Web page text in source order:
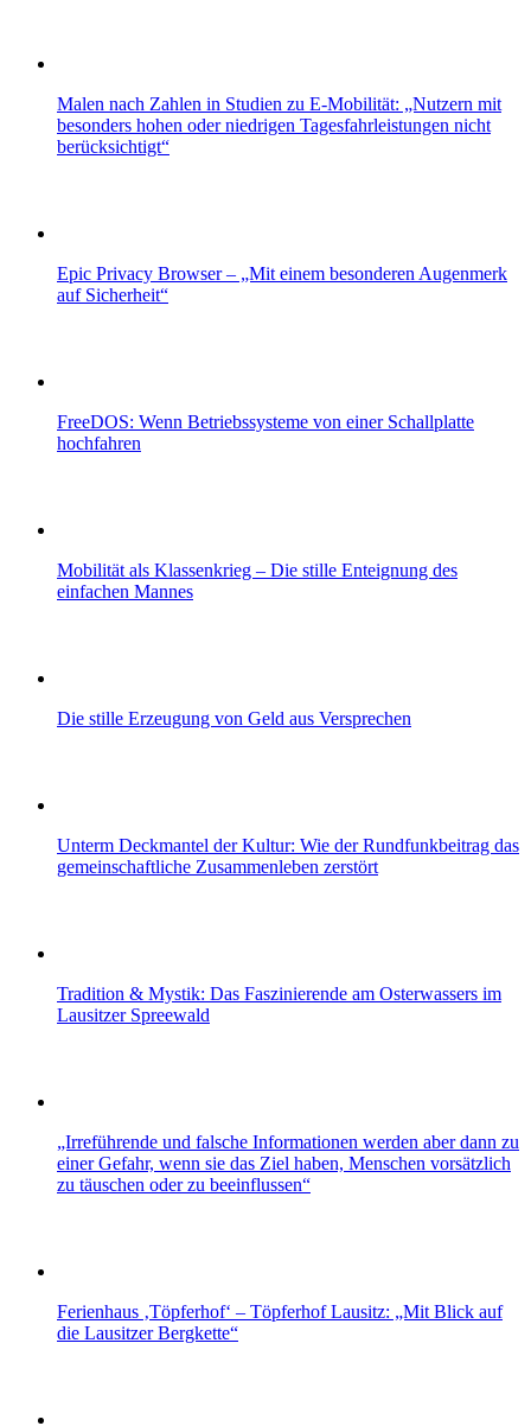
Malen nach Zahlen in Studien zu E-Mobilität: „Nutzern mit
besonders hohen oder niedrigen Tagesfahrleistungen nicht
berücksichtigt“
Epic Privacy Browser – „Mit einem besonderen Augenmerk
auf Sicherheit“
FreeDOS: Wenn Betriebssysteme von einer Schallplatte
hochfahren
Mobilität als Klassenkrieg – Die stille Enteignung des
einfachen Mannes
Die stille Erzeugung von Geld aus Versprechen
Unterm Deckmantel der Kultur: Wie der Rundfunkbeitrag das
gemeinschaftliche Zusammenleben zerstört
Tradition & Mystik: Das Faszinierende am Osterwassers im
Lausitzer Spreewald
„Irreführende und falsche Informationen werden aber dann zu
einer Gefahr, wenn sie das Ziel haben, Menschen vorsätzlich
zu täuschen oder zu beeinflussen“
Ferienhaus ‚Töpferhof‘ – Töpferhof Lausitz: „Mit Blick auf
die Lausitzer Bergkette“